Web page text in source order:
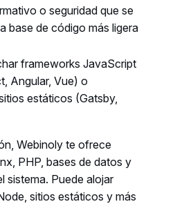
o seguridad que se
base de código más ligera
frameworks JavaScript
Angular, Vue) o
estáticos (Gatsby,
Webinoly te ofrece
PHP, bases de datos y
sistema. Puede alojar
sitios estáticos y más